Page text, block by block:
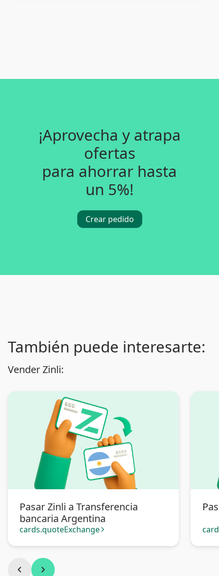
¡Aprovecha y atrapa
ofertas
para ahorrar hasta
un 5%!
Crear pedido
También puede interesarte:
Vender Zinli:
Pasar Zinli a Transferencia
bancaria Argentina
cards.quoteExchange arrow_forward_ios
chevron_left chevron_right